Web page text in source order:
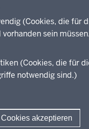
(Cookies, die für
sein
(Cookies, die für
notwendig sind.)
akzeptieren
Jahre